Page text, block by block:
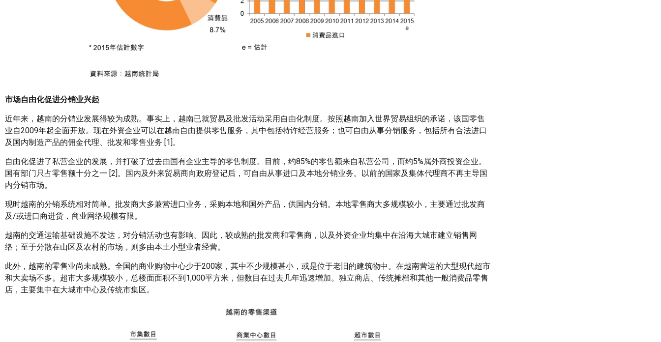
市场自由化促进分销业兴起
近年来，越南的分销业发展得较为成熟。事实上，越南已就贸易及批发活动采用自由化制度。按照越南加入世界贸易组织的承诺，该国零售
业自2009年起全面开放。现在外资企业可以在越南自由提供零售服务，其中包括特许经营服务；也可自由从事分销服务，包括所有合法进口
及国内制造产品的佣金代理、批发和零售业务 [1]。
自由化促进了私营企业的发展，并打破了过去由国有企业主导的零售制度。目前，约85%的零售额来自私营公司，而约5%属外商投资企业。
国有部门只占零售额十分之一 [2]。国内及外来贸易商向政府登记后，可自由从事进口及本地分销业务。以前的国家及集体代理商不再主导国
内分销市场。
现时越南的分销系统相对简单。批发商大多兼营进口业务，采购本地和国外产品，供国内分销。本地零售商大多规模较小，主要通过批发商
及/或进口商进货，商业网络规模有限。
越南的交通运输基础设施不发达，对分销活动也有影响。因此，较成熟的批发商和零售商，以及外资企业均集中在沿海大城市建立销售网
络；至于分散在山区及农村的市场，则多由本土小型业者经营。
此外，越南的零售业尚未成熟。全国的商业购物中心少于200家，其中不少规模甚小，或是位于老旧的建筑物中。在越南营运的大型现代超市
和大卖场不多。超市大多规模较小，总楼面面积不到1,000平方米，但数目在过去几年迅速增加。独立商店、传统摊档和其他一般消费品零售
店，主要集中在大城市中心及传统市集区。